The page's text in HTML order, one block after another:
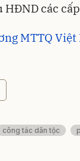
HĐND các
MTTQ
công tác dân tộc